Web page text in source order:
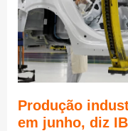
Produção
em junho, diz